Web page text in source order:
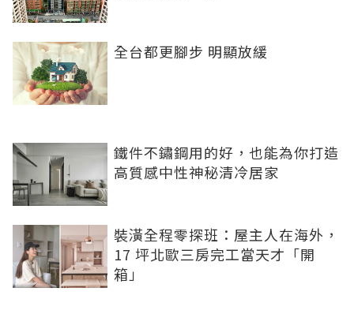
全台都更腳步 明顯放緩
鐵件不鏽鋼用的好，也能為你打造
高質感中性神秘清冷居家
裝潢全程零探班：屋主人在海外，
17 坪北歐三房完工當天才「開
箱」